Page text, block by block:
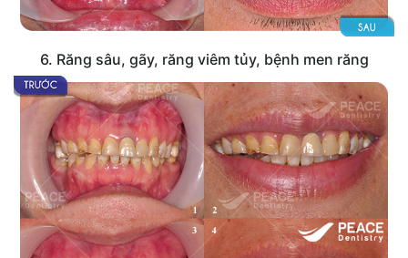
6. Răng sâu, gãy, răng viêm tủy, bệnh men răng